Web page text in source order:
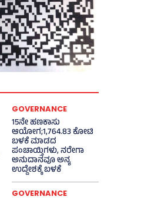
GOVERNANCE
15ನೇ ಹಣಕಾಸು
ಆಯೋಗ;1,764.83 ಕೋಟಿ
ಬಳಕೆ ಮಾಡದ
ಪಂಚಾಯ್ತಿಗಳು, ನರೇಗಾ
ಅನುದಾನವೂ ಅನ್ಯ
ಉದ್ದೇಶಕ್ಕೆ ಬಳಕೆ
GOVERNANCE